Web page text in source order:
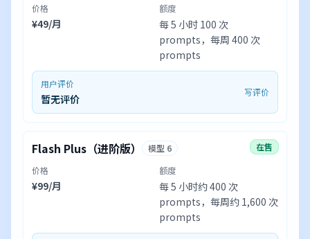
价格
¥49/月
额度
每 5 小时 100 次
prompts，每周 400 次
prompts
用户评价
暂无评价
写评价
Flash Plus（进阶版） 模型 6
在售
价格
¥99/月
额度
每 5 小时约 400 次
prompts，每周约 1,600 次
prompts